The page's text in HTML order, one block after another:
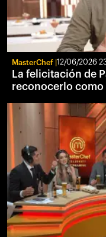
MasterChef 12/06/2026
La felicitación de
reconocerlo como